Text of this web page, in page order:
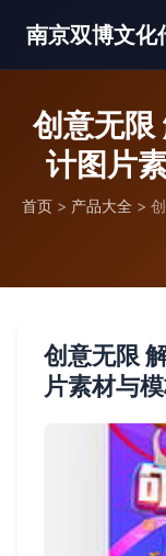
南京双博文化
创意无
计图片
首页 > 产品大全 >
创意无限
片素材与